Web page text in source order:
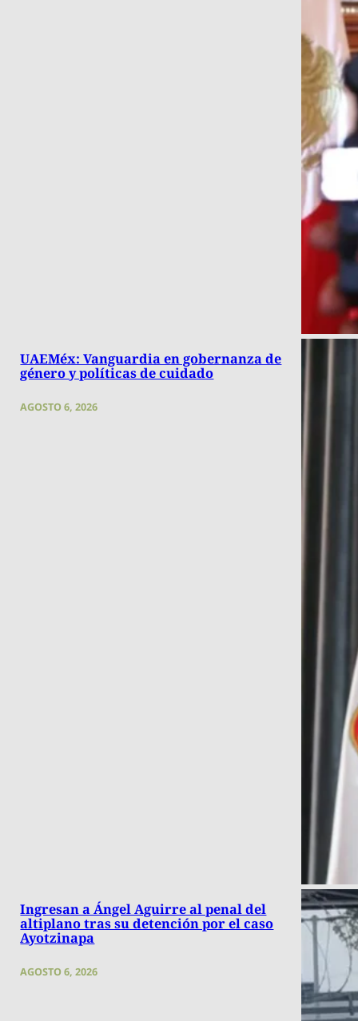
UAEMéx: Vanguardia en gobernanza de
género y políticas de cuidado
AGOSTO 6, 2026
Ingresan a Ángel Aguirre al penal del
altiplano tras su detención por el caso
Ayotzinapa
AGOSTO 6, 2026